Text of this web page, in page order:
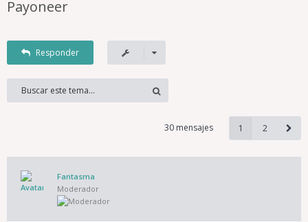
Payoneer
Responder
30 mensajes 1 2
Fantasma
Moderador